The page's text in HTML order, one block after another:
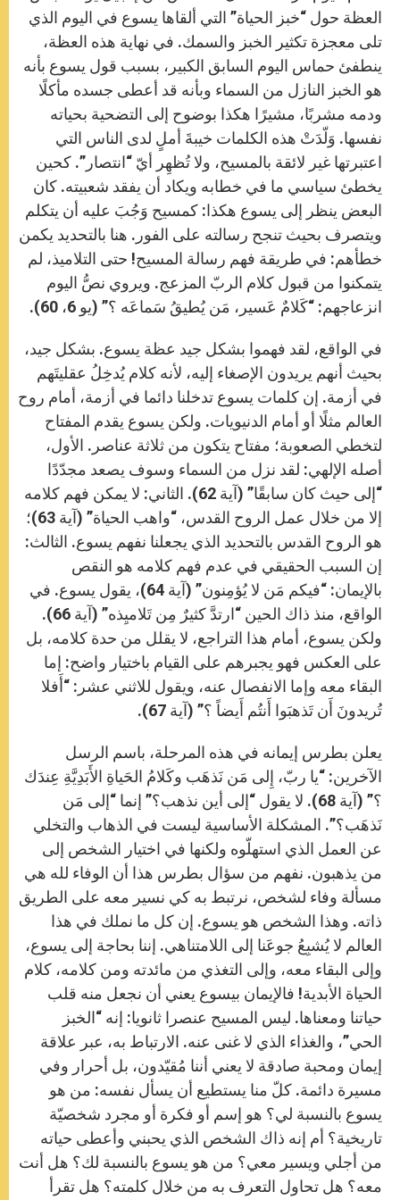
العظة حول “خبز الحياة” التي ألقاها يسوع في اليوم الذي
تلى معجزة تكثير الخبز والسمك. في نهاية هذه العظة،
ينطفئ حماس اليوم السابق الكبير، بسبب قول يسوع بأنه
هو الخبز النازل من السماء وبأنه قد أعطى جسده مأكلًا
ودمه مشربًا، مشيرًا هكذا بوضوح إلى التضحية بحياته
نفسها. وَلّدَتْ هذه الكلمات خيبةَ أملٍ لدى الناس التي
اعتبرتها غير لائقة بالمسيح، ولا تُظهِر أيّ “انتصار”. كحين
يخطئ سياسي ما في خطابه ويكاد أن يفقد شعبيته. كان
البعض ينظر إلى يسوع هكذا: كمسيح وَجُبَ عليه أن يتكلم
ويتصرف بحيث تنجح رسالته على الفور. هنا بالتحديد يكمن
خطأهم: في طريقة فهم رسالة المسيح! حتى التلاميذ، لم
يتمكنوا من قبول كلام الربّ المزعج. ويروي نصُّ اليوم
انزعاجهم: “كَلامٌ عَسير، مَن يُطيقُ سَماعَه ؟” (يو 6، 60).
في الواقع، لقد فهموا بشكل جيد عظة يسوع. بشكل جيد،
بحيث أنهم يريدون الإصغاء إليه، لأنه كلام يُدخِلُ عقليتَهم
في أزمة. إن كلمات يسوع تدخلنا دائما في أزمة، أمام روح
العالم مثلًا أو أمام الدنيويات. ولكن يسوع يقدم المفتاح
لتخطي الصعوبة؛ مفتاح يتكون من ثلاثة عناصر. الأول،
أصله الإلهي: لقد نزل من السماء وسوف يصعد مجدّدًا
“إلى حيث كان سابقًا” (آية 62). الثاني: لا يمكن فهم كلامه
إلا من خلال عمل الروح القدس، “واهب الحياة” (آية 63)؛
هو الروح القدس بالتحديد الذي يجعلنا نفهم يسوع. الثالث:
إن السبب الحقيقي في عدم فهم كلامه هو النقص
بالإيمان: “فيكم مَن لا يُؤمِنون” (آية 64)، يقول يسوع. في
الواقع، منذ ذاك الحين “ارتدَّ كثيرٌ مِن تَلاميِذه” (آية 66).
ولكن يسوع، أمام هذا التراجع، لا يقلل من حدة كلامه، بل
على العكس فهو يجبرهم على القيام باختيار واضح: إما
البقاء معه وإما الانفصال عنه، ويقول للاثني عشر: “أَفلا
تُريدونَ أَن تَذهبَوا أَنتُم أَيضاً ؟” (آية 67).
يعلن بطرس إيمانه في هذه المرحلة، باسم الرسل
الآخرين: “يا ربّ، إِلى مَن نَذهَب وكَلامُ الحَياةِ الأَبَدِيَّةِ عِندَك
؟” (آية 68). لا يقول “إلى أين نذهب؟” إنما “إلى مَن
نَذهَب؟”. المشكلة الأساسية ليست في الذهاب والتخلي
عن العمل الذي استهلّوه ولكنها في اختيار الشخص إلى
من يذهبون. نفهم من سؤال بطرس هذا أن الوفاء لله هي
مسألة وفاء لشخص، نرتبط به كي نسير معه على الطريق
ذاته. وهذا الشخص هو يسوع. إن كل ما نملك في هذا
العالم لا يُشبِعُ جوعَنا إلى اللامتناهي. إننا بحاجة إلى يسوع،
وإلى البقاء معه، وإلى التغذي من مائدته ومن كلامه، كلام
الحياة الأبدية! فالإيمان بيسوع يعني أن نجعل منه قلب
حياتنا ومعناها. ليس المسيح عنصرا ثانويا: إنه “الخبز
الحي”، والغذاء الذي لا غنى عنه. الارتباط به، عبر علاقة
إيمان ومحبة صادقة لا يعني أننا مُقيّدون، بل أحرار وفي
مسيرة دائمة. كلّ منا يستطيع أن يسأل نفسه: من هو
يسوع بالنسبة لي؟ هو إسم أو فكرة أو مجرد شخصيّة
تاريخية؟ أم إنه ذاك الشخص الذي يحبني وأعطى حياته
من أجلي ويسير معي؟ من هو يسوع بالنسبة لك؟ هل أنت
معه؟ هل تحاول التعرف به من خلال كلمته؟ هل تقرأ